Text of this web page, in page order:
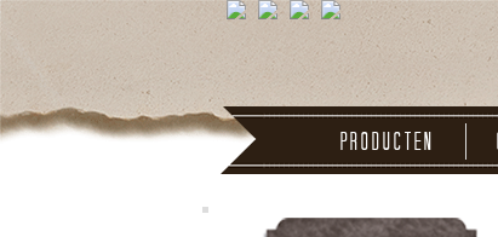
Producten